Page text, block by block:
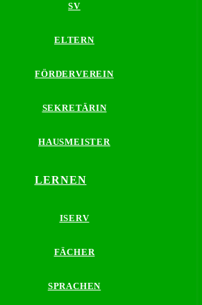
SV
ELTERN
FÖRDERVEREIN
SEKRETÄRIN
HAUSMEISTER
LERNEN
ISERV
FÄCHER
SPRACHEN